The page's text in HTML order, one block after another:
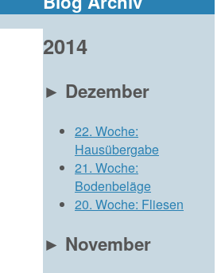
2014
► Dezember
22. Woche:
Hausübergabe
21. Woche:
Bodenbeläge
20. Woche: Fliesen
► November